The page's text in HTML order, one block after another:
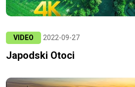
VIDEO 2022-09-27
Japodski Otoci